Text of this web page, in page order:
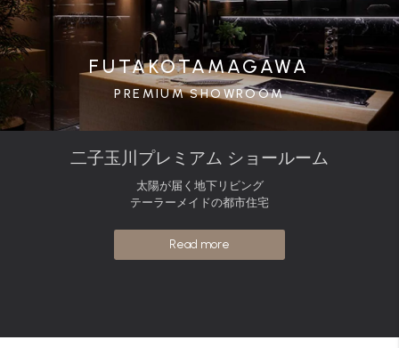
FUTAKOTAMAGAWA
PREMIUM SHOWROOM
二子玉川プレミアム ショールーム
太陽が届く地下リビング
テーラーメイドの都市住宅
Read more